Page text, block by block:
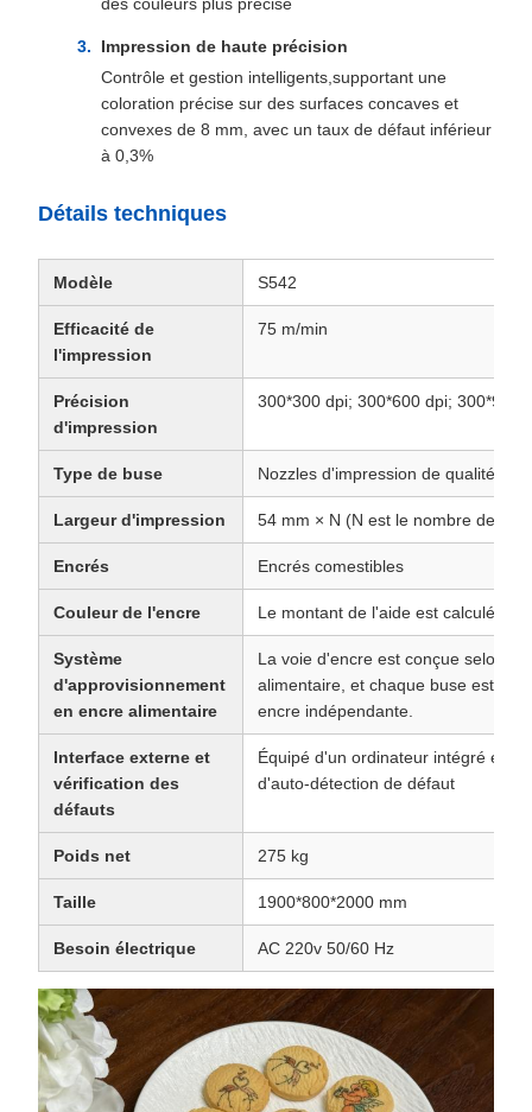
Impression de haute précision
Contrôle et gestion intelligents,supportant une
coloration précise sur des surfaces concaves et
convexes de 8 mm, avec un taux de défaut inférieur
à 0,3%
Détails techniques
Modèle S542
Efficacité de
l'impression
75 m/min
Précision
d'impression
300*300 dpi; 300*600 dpi; 300*900
Type de buse Nozzles d'impression de qualité
Largeur d'impression 54 mm × N (N est le nombre de
Encrés Encrés comestibles
Couleur de l'encre Le montant de l'aide est calculé à
Système
d'approvisionnement
en encre alimentaire
La voie d'encre est conçue selon
alimentaire, et chaque buse est
encre indépendante.
Interface externe et
vérification des
défauts
Équipé d'un ordinateur intégré et
d'auto-détection de défaut
Poids net 275 kg
Taille 1900*800*2000 mm
Besoin électrique AC 220v 50/60 Hz